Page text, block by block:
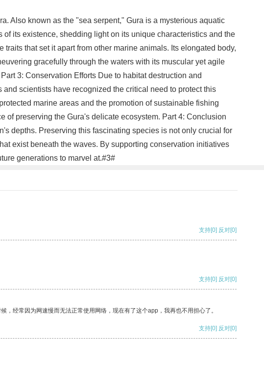
Also known as the "sea serpent," Gura is a mysterious aquatic
its existence, shedding light on its unique characteristics and the
that set it apart from other marine animals. Its elongated body,
gracefully through the waters with its muscular yet agile
3: Conservation Efforts Due to habitat destruction and
scientists have recognized the critical need to protect this
marine areas and the promotion of sustainable fishing
of preserving the Gura's delicate ecosystem. Part 4: Conclusion
depths. Preserving this fascinating species is not only crucial for
exist beneath the waves. By supporting conservation initiatives
generations to marvel at.#3#
支持[0] 反对[0]
支持[0] 反对[0]
经常因为网速慢而无法正常使用网络，现在有了这个app，我再也不用担心了。
支持[0] 反对[0]